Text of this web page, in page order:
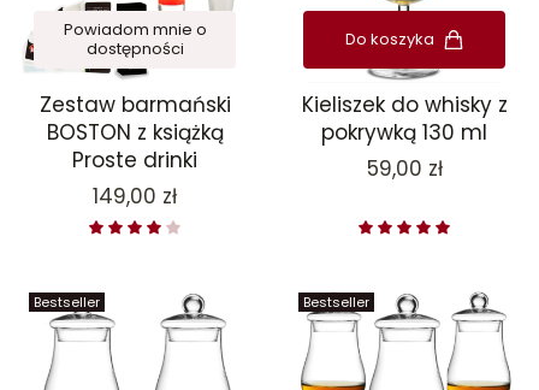
Powiadom mnie o
dostępności
Zestaw barmański
BOSTON z książką
Proste drinki
Cena
149,00 zł
Do koszyka
Kieliszek do whisky z
pokrywką 130 ml
Cena
59,00 zł
Bestseller Bestseller